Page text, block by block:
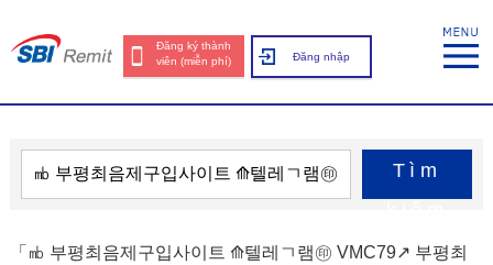
Đăng ký thành
viên (miễn phí)
Đăng nhập
Tìm
「㏔ 부평최음제구입사이트 ⟰텔레ㄱ램㊞ VMC79↗ 부평최